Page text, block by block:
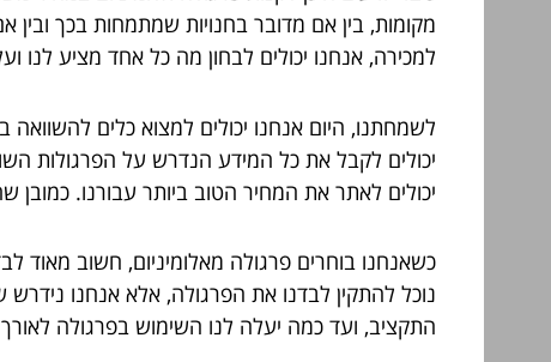
מקומות, בין אם מדובר בחנויות שמתמחות בכך
למכירה, אנחנו יכולים לבחון מה כל אחד מציע לנו
לשמחתנו, היום אנחנו יכולים למצוא כלים
יכולים לקבל את כל המידע הנדרש על הפרגולות
יכולים לאתר את המחיר הטוב ביותר עבורנו. כמובן
כשאנחנו בוחרים פרגולה מאלומיניום, חשוב מאוד
נוכל להתקין לבדנו את הפרגולה, אלא אנחנו
התקציב, ועד כמה יעלה לנו השימוש בפרגולה